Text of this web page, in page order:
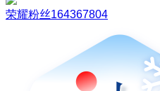
荣耀粉丝164367804